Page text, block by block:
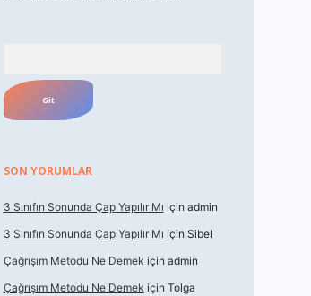
SON YORUMLAR
3 Sınıfın Sonunda Çap Yapılır Mı için admin
3 Sınıfın Sonunda Çap Yapılır Mı için Sibel
Çağrışım Metodu Ne Demek için admin
Çağrışım Metodu Ne Demek için Tolga